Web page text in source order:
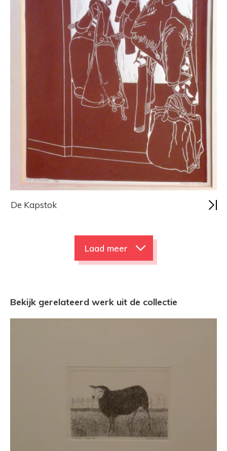
De Kapstok
Laad meer
Bekijk gerelateerd werk uit de collectie